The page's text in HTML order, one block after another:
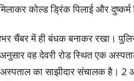
कोल्ड ड्रिंक पिलाई और दुष्कर्म
चैंबर में ही बंधक बनाकर रखा।
वह देवरी रोड स्थित एक
अस्पताल का साझीदार संचालक है। 2